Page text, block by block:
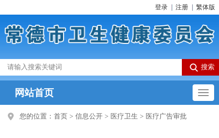
登录 注册 繁体版
网站首页
您的位置： 首页 > 信息公开 > 医疗卫生 > 医疗广告审批